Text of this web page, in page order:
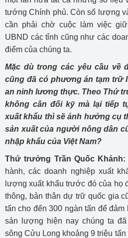
tướng Chính phủ. Còn số lượng
cần phải chờ cuộc làm việc
UBND các tỉnh cũng như các
điểm của chúng ta.
Mặc dù trong các yêu cầu về
cũng đã có phương án tạm trữ
an ninh lương thực. Theo Thứ
không cân đối kỹ mà lại tiếp
xuất khẩu thì sẽ ảnh hưởng cụ
sản xuất của người nông dân
nhập khẩu của Việt Nam?
Thứ trưởng Trần Quốc Khánh:
hành, các doanh nghiệp xuất
lượng xuất khẩu trước đó của họ
thông, bản thân dự trữ quốc gia
tấn cho đến 300 ngàn tấn để
sản lượng hiện nay chúng ta
sông Cửu Long khoảng 9 triệu